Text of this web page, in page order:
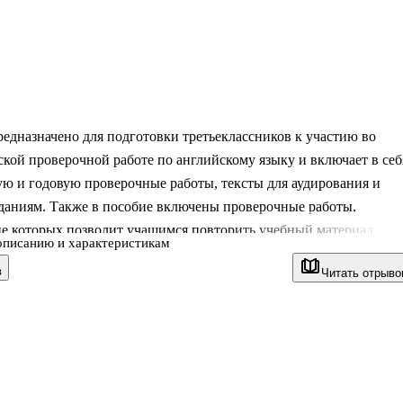
Читать
для подготовки третьеклассников к участию во
проверочной работе по английскому языку и включает в
и годовую проверочные работы, тексты для аудирования и
Также в пособие включены проверочные работы,
которых позволит учащимся повторить учебный материал
издание может быть использовано как на уроках, так и во
и характеристикам